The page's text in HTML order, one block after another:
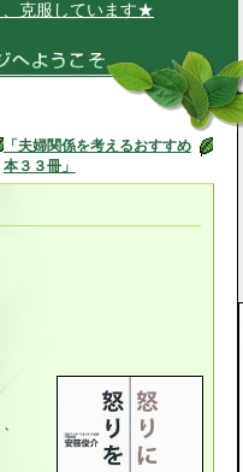
しています★
「夫婦関係を考えるおすすめ
本３３冊」